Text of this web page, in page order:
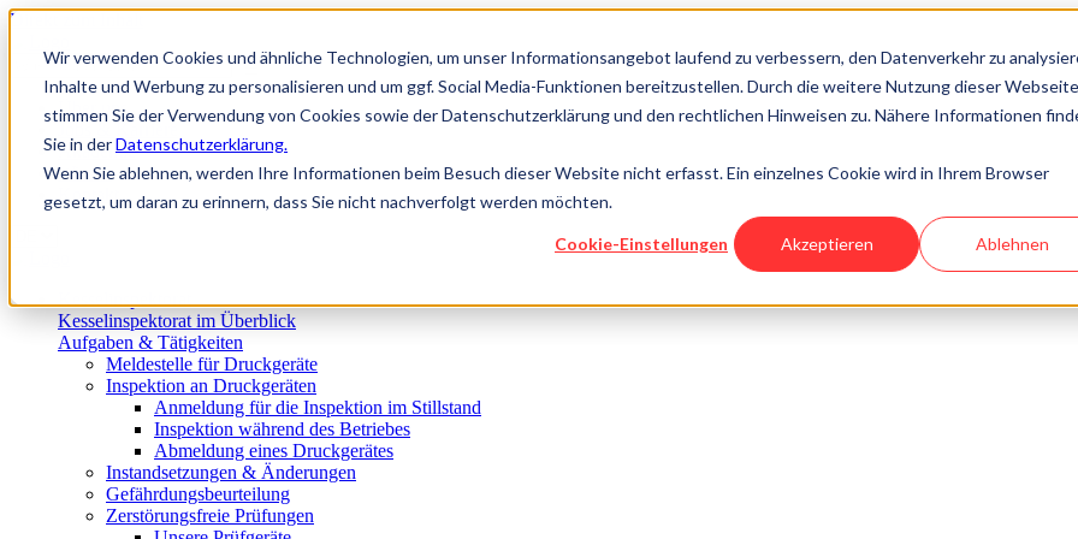
Wir verwenden Cookies und ähnliche Technologien, um unser Informationsangebot laufend zu verbessern, den Datenverkehr zu
Inhalte und Werbung zu personalisieren und um ggf. Social Media-Funktionen bereitzustellen. Durch die weitere Nutzung dieser Webseite
stimmen Sie der Verwendung von Cookies sowie der Datenschutzerklärung und den rechtlichen Hinweisen zu. Nähere Informationen
Sie in derDatenschutzerklärung.
Wenn Sie ablehnen, werden Ihre Informationen beim Besuch dieser Website nicht erfasst. Ein einzelnes Cookie wird in Ihrem Browser
gesetzt, um daran zu erinnern, dass Sie nicht nachverfolgt werden möchten.
Cookie-Einstellungen Akzeptieren Ablehnen
Direkt zum Inhalt
Über uns
Akademie
Wissen
Kontakt
Kesselinspektorat im Überblick
Aufgaben & Tätigkeiten
Meldestelle für Druckgeräte
Inspektion an Druckgeräten
Anmeldung für die Inspektion im Stillstand
Inspektion während des Betriebes
Abmeldung eines Druckgerätes
Instandsetzungen & Änderungen
Gefährdungsbeurteilung
Zerstörungsfreie Prüfungen